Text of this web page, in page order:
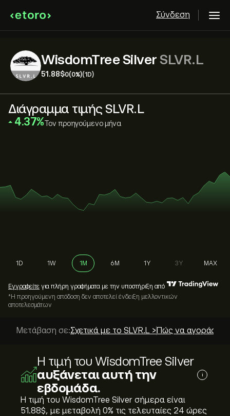
Σύνδεση
WisdomTree Silver SLVR.L
51.88‎$‎0(0%)(1D)
Διάγραμμα τιμής SLVR.L
‎4.37‎ Τον προηγούμενο μήνα
1D 1W 1M 6M 1Y 3Y MAX
Εγγραφείτε για πλήρη γραφήματα με την υποστήριξη από
*Η προηγούμενη απόδοση δεν αποτελεί ένδειξη μελλοντικών
αποτελεσμάτων
Μετάβαση σε:Σχετικά με το SLVR.L > Πώς να
Η τιμή του WisdomTree Silver
αυξάνεται αυτή την
εβδομάδα.
i
Η τιμή του WisdomTree Silver σήμερα είναι
51.88‎$‎, με μεταβολή ‎0‎% τις τελευταίες 24 ώρες